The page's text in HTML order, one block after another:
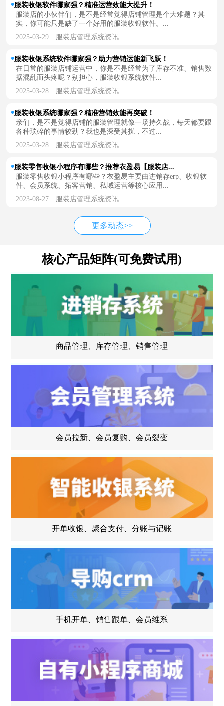
服装收银软件哪家强？精准运营效能大提升！
服装店的小伙伴们，是不是经常觉得店铺管理是个大难题？其
实，你可能只是缺了一个好用的服装收银软件。...
2025-03-29 服装店管理系统资讯
服装收银系统软件哪家强？助力营销运能新飞跃！
在日常的服装店铺运营中，你是不是经常为了库存不准、销售数
据混乱而头疼呢？别担心，服装收银系统软件...
2025-03-28 服装店管理系统资讯
服装收银系统哪家强？精准营销效能再突破！
亲们，是不是觉得店铺的服装管理就像一场持久战，每天都要跟
各种琐碎的事情较劲？我也是深受其扰，不过...
2025-03-28 服装店管理系统资讯
服装零售收银小程序有哪些？推荐衣盈易【服装店...
服装零售收银小程序有哪些？衣盈易主要由进销存erp、收银软
件、会员系统、拓客营销、私域运营等核心应用...
2023-08-27 服装店管理系统资讯
更多动态>>
核心产品矩阵(可免费试用)
商品管理、库存管理、销售管理
会员拉新、会员复购、会员裂变
开单收银、聚合支付、分账与记账
手机开单、销售跟单、会员维系